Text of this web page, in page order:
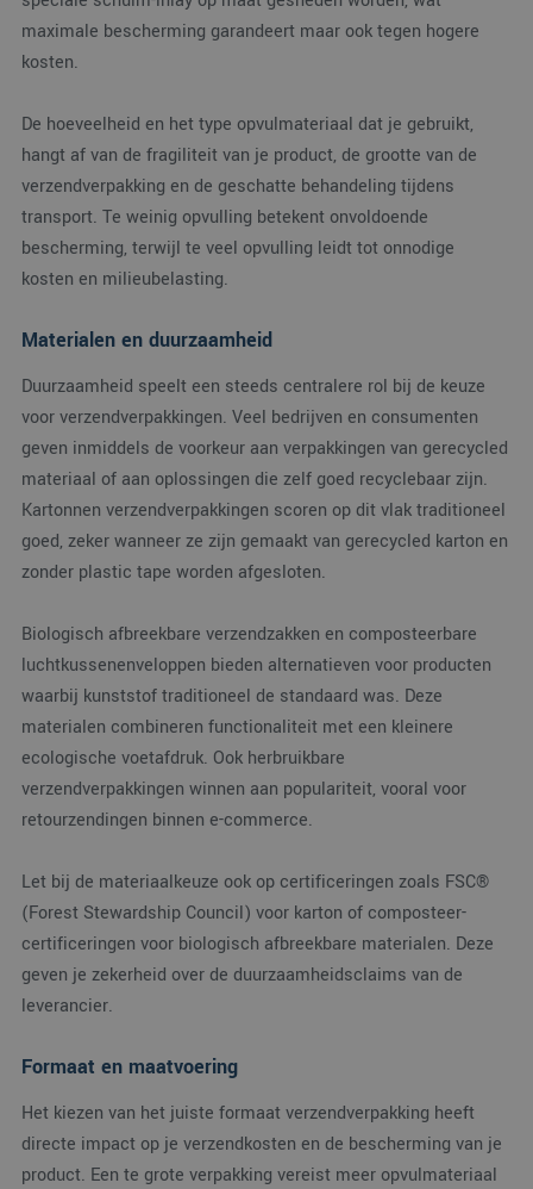
maximale bescherming garandeert maar ook tegen hogere
kosten.
De hoeveelheid en het type opvulmateriaal dat je gebruikt,
hangt af van de fragiliteit van je product, de grootte van de
verzendverpakking en de geschatte behandeling tijdens
transport. Te weinig opvulling betekent onvoldoende
bescherming, terwijl te veel opvulling leidt tot onnodige
kosten en milieubelasting.
Materialen en duurzaamheid
Duurzaamheid speelt een steeds centralere rol bij de keuze
voor verzendverpakkingen. Veel bedrijven en consumenten
geven inmiddels de voorkeur aan verpakkingen van gerecycled
materiaal of aan oplossingen die zelf goed recyclebaar zijn.
Kartonnen verzendverpakkingen scoren op dit vlak traditioneel
goed, zeker wanneer ze zijn gemaakt van gerecycled karton en
zonder plastic tape worden afgesloten.
Biologisch afbreekbare verzendzakken en composteerbare
luchtkussenenveloppen bieden alternatieven voor producten
waarbij kunststof traditioneel de standaard was. Deze
materialen combineren functionaliteit met een kleinere
ecologische voetafdruk. Ook herbruikbare
verzendverpakkingen winnen aan populariteit, vooral voor
retourzendingen binnen e-commerce.
Let bij de materiaalkeuze ook op certificeringen zoals FSC®
(Forest Stewardship Council) voor karton of composteer-
certificeringen voor biologisch afbreekbare materialen. Deze
geven je zekerheid over de duurzaamheidsclaims van de
leverancier.
Formaat en maatvoering
Het kiezen van het juiste formaat verzendverpakking heeft
directe impact op je verzendkosten en de bescherming van je
product. Een te grote verpakking vereist meer opvulmateriaal
1 jaar 1
Deze
is van de meer
algemeen
gebruikte
analyseservice
Google. Deze
gebruikers te
onderscheiden
in elk
een site en
gebruikt om
bezoekers-,
de
van de site.
gebruikersinteracties
te verbeteren.
Microsoft
.verpakking.nl
1 dag
geassocieerd met
analytics software.
om informatie over
doeleinden.
MR
Microsoft
Corporation
.c.bing.com
1 week
Dit is een Microsoft
MSN 1st party
die we gebruiken
het gebruik van de
website voor interne
analyses te meten.
SRM_B
Microsoft
.c.bing.com
1 jaar
Dit is een Microsoft
ANONCHK
Microsoft
Corporation
.c.clarity.ms
9 minuten 57
seconden
Deze cookie
verzamelt informatie
over hoe de
eindgebruiker de
website gebruikt en
over eventuele
voordat hij de
Corporation
.bing.com
veel gebruikt door
mijn Microsoft als
een unieke
gebruikers-ID. Het
kan worden
microsoft-scripts.
gevolgd.
SM
.c.clarity.ms Sessie
Dit is een Microsoft
MSN 1st party
die we gebruiken